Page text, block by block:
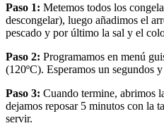
Paso 1: Metemos todos los
descongelar), luego añadimos el
pescado y por último la sal y el
Paso 2: Programamos en menú
(120ºC). Esperamos un segundos
Paso 3: Cuando termine, abrimos
dejamos reposar 5 minutos con la
servir.